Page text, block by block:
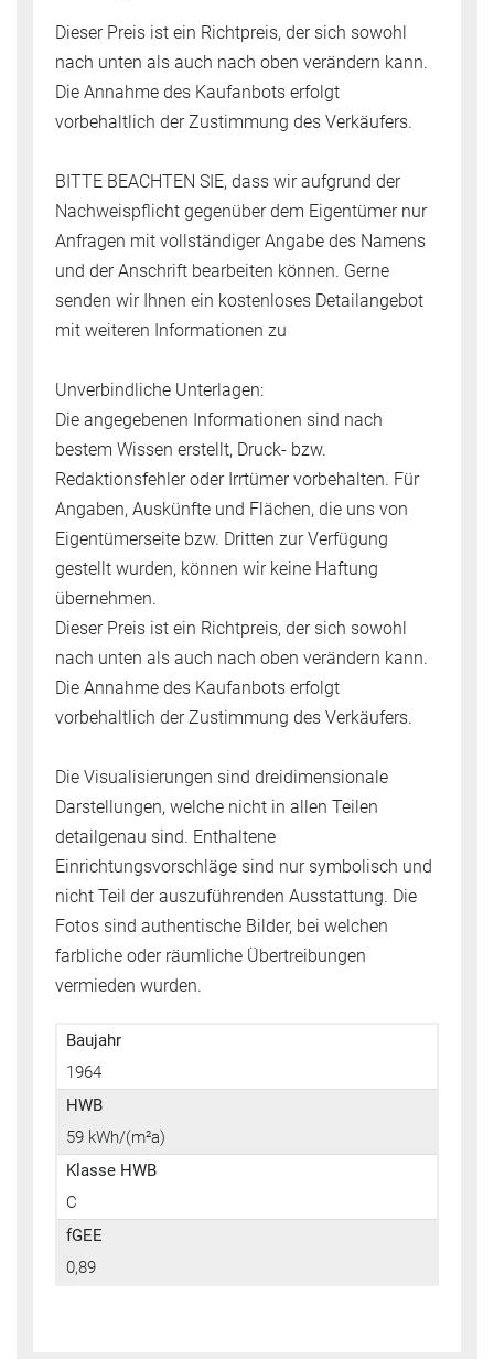
Dieser Preis ist ein Richtpreis, der sich sowohl
nach unten als auch nach oben verändern kann.
Die Annahme des Kaufanbots erfolgt
vorbehaltlich der Zustimmung des Verkäufers.
BITTE BEACHTEN SIE, dass wir aufgrund der
Nachweispflicht gegenüber dem Eigentümer nur
Anfragen mit vollständiger Angabe des Namens
und der Anschrift bearbeiten können. Gerne
senden wir Ihnen ein kostenloses Detailangebot
mit weiteren Informationen zu
Unverbindliche Unterlagen:
Die angegebenen Informationen sind nach
bestem Wissen erstellt, Druck- bzw.
Redaktionsfehler oder Irrtümer vorbehalten. Für
Angaben, Auskünfte und Flächen, die uns von
Eigentümerseite bzw. Dritten zur Verfügung
gestellt wurden, können wir keine Haftung
übernehmen.
Dieser Preis ist ein Richtpreis, der sich sowohl
nach unten als auch nach oben verändern kann.
Die Annahme des Kaufanbots erfolgt
vorbehaltlich der Zustimmung des Verkäufers.
Die Visualisierungen sind dreidimensionale
Darstellungen, welche nicht in allen Teilen
detailgenau sind. Enthaltene
Einrichtungsvorschläge sind nur symbolisch und
nicht Teil der auszuführenden Ausstattung. Die
Fotos sind authentische Bilder, bei welchen
farbliche oder räumliche Übertreibungen
vermieden wurden.
Baujahr
1964
HWB
59 kWh/(m²a)
Klasse HWB
C
fGEE
0,89